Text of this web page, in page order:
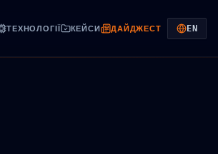
ТЕХНОЛОГІЇ КЕЙСИ ДАЙДЖЕСТ EN